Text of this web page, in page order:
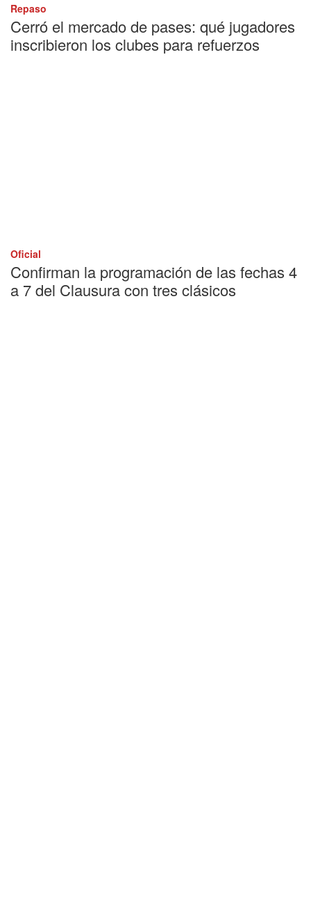
Repaso
Cerró el mercado de pases: qué jugadores
inscribieron los clubes para refuerzos
Oficial
Confirman la programación de las fechas 4
a 7 del Clausura con tres clásicos